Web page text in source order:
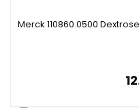
Merck 110860.0500